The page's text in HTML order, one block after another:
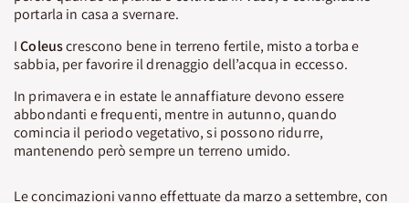
portarla in casa a svernare.
IColeuscrescono bene in terreno fertile, misto a torba e
sabbia, per favorire il drenaggio dell’acqua in eccesso.
In primavera e in estate le annaffiature devono essere
abbondanti e frequenti, mentre in autunno, quando
comincia il periodo vegetativo, si possono ridurre,
mantenendo però sempre un terreno umido.
Le concimazioni vanno effettuate da marzo a settembre, con